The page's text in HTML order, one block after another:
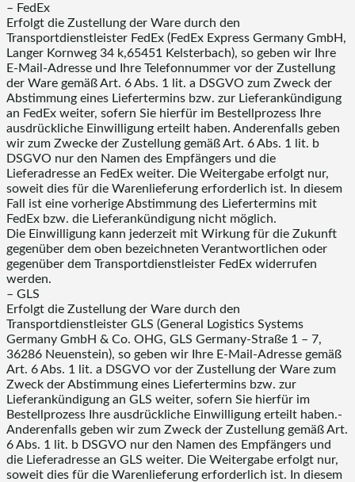
– FedEx
Erfolgt die Zustellung der Ware durch den
Transportdienstleister FedEx (FedEx Express Germany GmbH,
Langer Kornweg 34 k,65451 Kelsterbach), so geben wir Ihre
E-Mail-Adresse und Ihre Telefonnummer vor der Zustellung
der Ware gemäß Art. 6 Abs. 1 lit. a DSGVO zum Zweck der
Abstimmung eines Liefertermins bzw. zur Lieferankündigung
an FedEx weiter, sofern Sie hierfür im Bestellprozess Ihre
ausdrückliche Einwilligung erteilt haben. Anderenfalls geben
wir zum Zwecke der Zustellung gemäß Art. 6 Abs. 1 lit. b
DSGVO nur den Namen des Empfängers und die
Lieferadresse an FedEx weiter. Die Weitergabe erfolgt nur,
soweit dies für die Warenlieferung erforderlich ist. In diesem
Fall ist eine vorherige Abstimmung des Liefertermins mit
FedEx bzw. die Lieferankündigung nicht möglich.
Die Einwilligung kann jederzeit mit Wirkung für die Zukunft
gegenüber dem oben bezeichneten Verantwortlichen oder
gegenüber dem Transportdienstleister FedEx widerrufen
werden.
– GLS
Erfolgt die Zustellung der Ware durch den
Transportdienstleister GLS (General Logistics Systems
Germany GmbH & Co. OHG, GLS Germany-Straße 1 – 7,
36286 Neuenstein), so geben wir Ihre E-Mail-Adresse gemäß
Art. 6 Abs. 1 lit. a DSGVO vor der Zustellung der Ware zum
Zweck der Abstimmung eines Liefertermins bzw. zur
Lieferankündigung an GLS weiter, sofern Sie hierfür im
Bestellprozess Ihre ausdrückliche Einwilligung erteilt haben.-
Anderenfalls geben wir zum Zweck der Zustellung gemäß Art.
6 Abs. 1 lit. b DSGVO nur den Namen des Empfängers und
die Lieferadresse an GLS weiter. Die Weitergabe erfolgt nur,
soweit dies für die Warenlieferung erforderlich ist. In diesem